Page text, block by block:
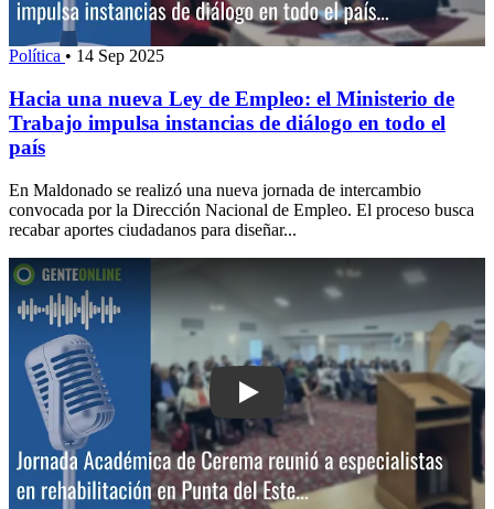
Política • 14 Sep 2025
Hacia una nueva Ley de Empleo: el Ministerio de
Trabajo impulsa instancias de diálogo en todo el
país
En Maldonado se realizó una nueva jornada de intercambio
convocada por la Dirección Nacional de Empleo. El proceso busca
recabar aportes ciudadanos para diseñar...
Play: Jornada Académica de Cerema